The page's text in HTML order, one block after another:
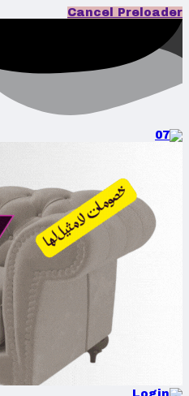
Cancel Preloader